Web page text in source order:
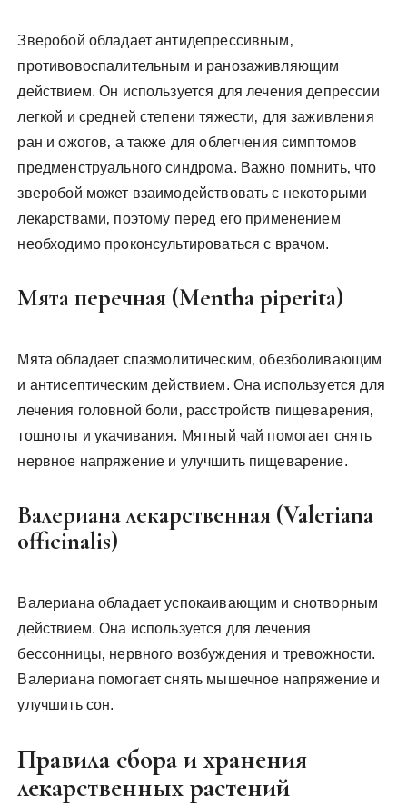
Зверобой обладает антидепрессивным‚
противовоспалительным и ранозаживляющим
действием. Он используется для лечения депрессии
легкой и средней степени тяжести‚ для заживления
ран и ожогов‚ а также для облегчения симптомов
предменструального синдрома. Важно помнить‚ что
зверобой может взаимодействовать с некоторыми
лекарствами‚ поэтому перед его применением
необходимо проконсультироваться с врачом.
Мята перечная (Mentha piperita)
Мята обладает спазмолитическим‚ обезболивающим
и антисептическим действием. Она используется для
лечения головной боли‚ расстройств пищеварения‚
тошноты и укачивания. Мятный чай помогает снять
нервное напряжение и улучшить пищеварение.
Валериана лекарственная (Valeriana
officinalis)
Валериана обладает успокаивающим и снотворным
действием. Она используется для лечения
бессонницы‚ нервного возбуждения и тревожности.
Валериана помогает снять мышечное напряжение и
улучшить сон.
Правила сбора и хранения
лекарственных растений